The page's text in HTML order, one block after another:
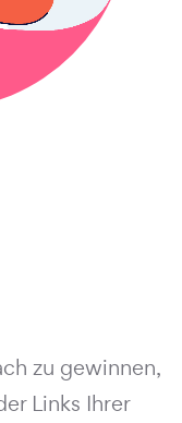
zu gewinnen,
Links Ihrer